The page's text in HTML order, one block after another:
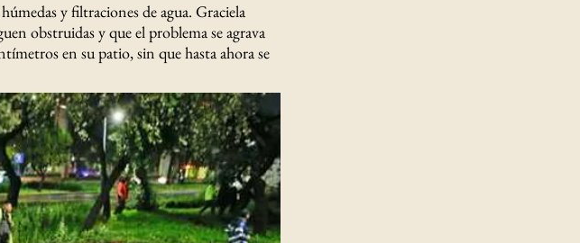
y filtraciones de agua. Graciela
obstruidas y que el problema se agrava
en su patio, sin que hasta ahora se